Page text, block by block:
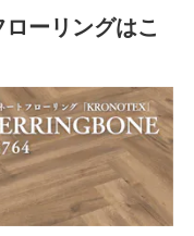
ーリングはこ